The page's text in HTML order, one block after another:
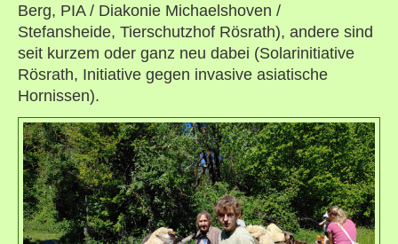
Berg, PIA / Diakonie Michaelshoven /
Stefansheide, Tierschutzhof Rösrath), andere sind
seit kurzem oder ganz neu dabei (Solarinitiative
Rösrath, Initiative gegen invasive asiatische
Hornissen).